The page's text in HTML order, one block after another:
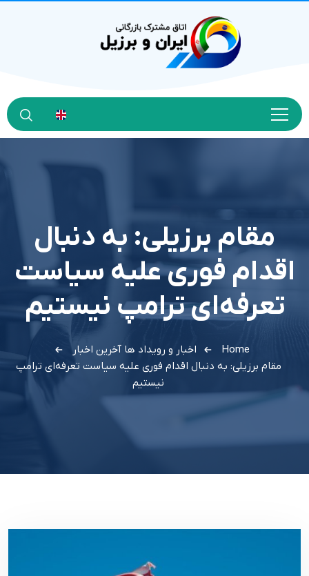
مقام برزیلی: به دنبال
اقدام فوری علیه سیاست
تعرفه‌ای ترامپ نیستیم
Home اخبار و رویداد ها آخرین اخبار
مقام برزیلی: به دنبال اقدام فوری علیه سیاست تعرفه‌ای ترامپ
نیستیم